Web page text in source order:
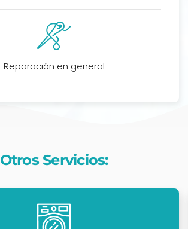
Reparación en general
Otros Servicios: